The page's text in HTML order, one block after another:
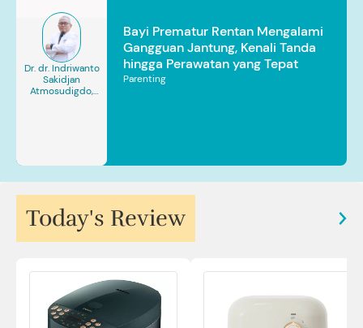
Dr. dr. Indriwanto
Sakidjan
Atmosudigdo,
Bayi Prematur Rentan Mengalami
Gangguan Jantung, Kenali Tanda
hingga Perawatan yang Tepat
Parenting
Today's Review